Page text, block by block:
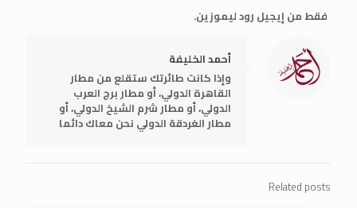
فقط من إيجيل رود ليموزين.
أحمد الخليفة
وإذا كانت طائرتك ستقلع من مطار
القاهرة الدولي، أو مطار برج العرب
الدولي، أو مطار شرم الشيخ الدولي، أو
مطار الغردقة الدولي نحن معاك دائما
Related posts